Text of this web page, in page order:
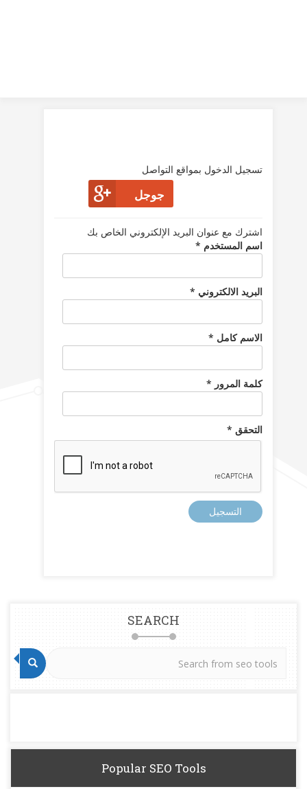
تسجيل الدخول بمواقع التواصل
جوجل
اشترك مع عنوان البريد الإلكتروني الخاص بك
اسم المستخدم *
البريد الالكتروني *
الاسم كامل *
كلمة المرور *
التحقق *
التسجيل
SEARCH
Popular SEO Tools